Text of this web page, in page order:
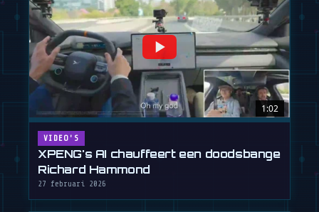
1:02
VIDEO'S
XPENG's AI chauffeert een doodsbange
Richard Hammond
27 februari 2026